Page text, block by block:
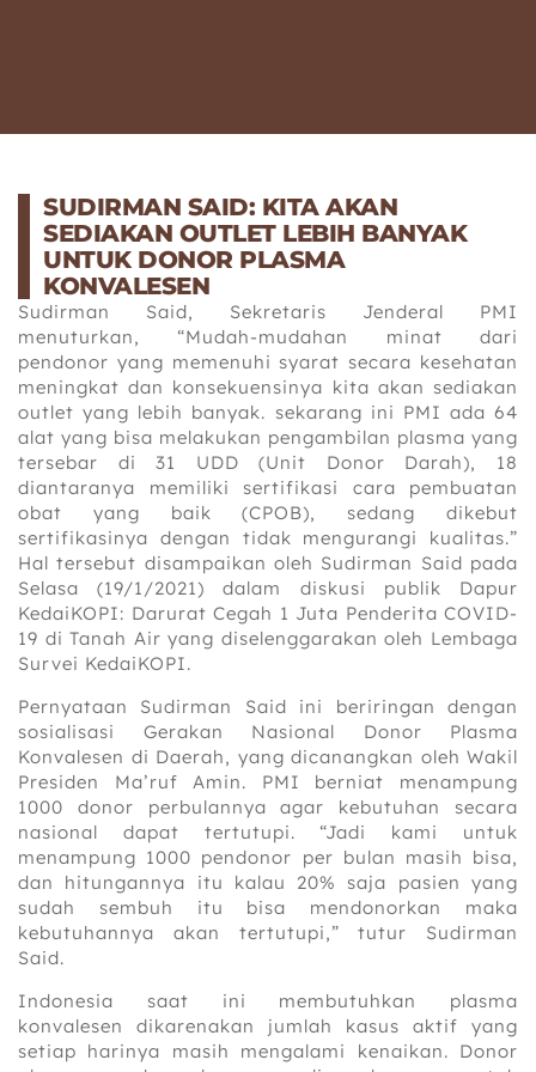
SUDIRMAN SAID: KITA AKAN
SEDIAKAN OUTLET LEBIH BANYAK
UNTUK DONOR PLASMA
KONVALESEN
Sudirman Said, Sekretaris Jenderal PMI
menuturkan, “Mudah-mudahan minat dari
pendonor yang memenuhi syarat secara kesehatan
meningkat dan konsekuensinya kita akan sediakan
outlet yang lebih banyak. sekarang ini PMI ada 64
alat yang bisa melakukan pengambilan plasma yang
tersebar di 31 UDD (Unit Donor Darah), 18
diantaranya memiliki sertifikasi cara pembuatan
obat yang baik (CPOB), sedang dikebut
sertifikasinya dengan tidak mengurangi kualitas.”
Hal tersebut disampaikan oleh Sudirman Said pada
Selasa (19/1/2021) dalam diskusi publik Dapur
KedaiKOPI: Darurat Cegah 1 Juta Penderita COVID-
19 di Tanah Air yang diselenggarakan oleh Lembaga
Survei KedaiKOPI.
Pernyataan Sudirman Said ini beriringan dengan
sosialisasi Gerakan Nasional Donor Plasma
Konvalesen di Daerah, yang dicanangkan oleh Wakil
Presiden Ma’ruf Amin. PMI berniat menampung
1000 donor perbulannya agar kebutuhan secara
nasional dapat tertutupi. “Jadi kami untuk
menampung 1000 pendonor per bulan masih bisa,
dan hitungannya itu kalau 20% saja pasien yang
sudah sembuh itu bisa mendonorkan maka
kebutuhannya akan tertutupi,” tutur Sudirman
Said.
Indonesia saat ini membutuhkan plasma
konvalesen dikarenakan jumlah kasus aktif yang
setiap harinya masih mengalami kenaikan. Donor